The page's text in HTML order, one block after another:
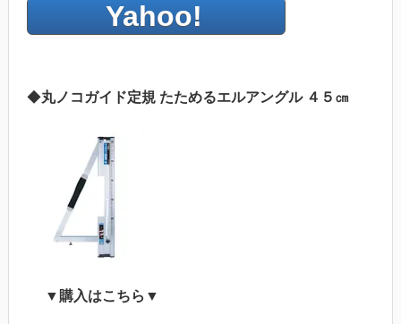
Yahoo!
◆丸ノコガイド定規 たためるエルアングル ４５㎝
▼購入はこちら▼